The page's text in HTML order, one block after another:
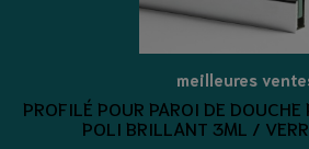
meilleures
PROFILÉ POUR PAROI DE
POLI BRILLANT 3ML /